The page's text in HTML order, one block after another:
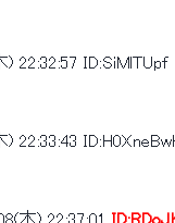
22:32:57 ID:SiMlTUpf
22:33:43